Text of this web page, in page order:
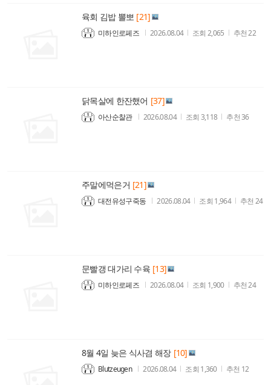
육회 김밥 뽈뽀 [21]
미하인로페즈 2026.08.04 조회 2,065 추천22
닭목살에 한잔했어 [37]
아산순찰관 2026.08.04 조회 3,118 추천36
주말에먹은거 [21]
대전유성구죽동 2026.08.04 조회 1,964 추천 24
문빨갱 대가리 수육 [13]
미하인로페즈 2026.08.04 조회 1,900 추천24
8월 4일 늦은 식사겸 해장 [10]
Blutzeugen 2026.08.04 조회 1,360 추천 12